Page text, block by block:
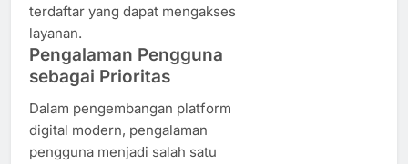
terdaftar yang dapat mengakses
layanan.
Pengalaman Pengguna
sebagai Prioritas
Dalam pengembangan platform
digital modern, pengalaman
pengguna menjadi salah satu